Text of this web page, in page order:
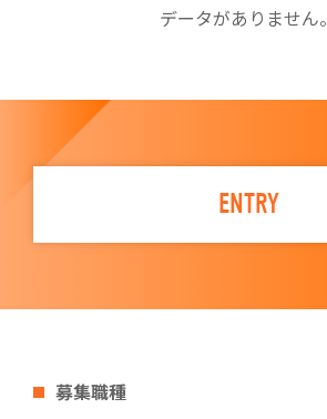
データがありません。
ENTRY
募集職種